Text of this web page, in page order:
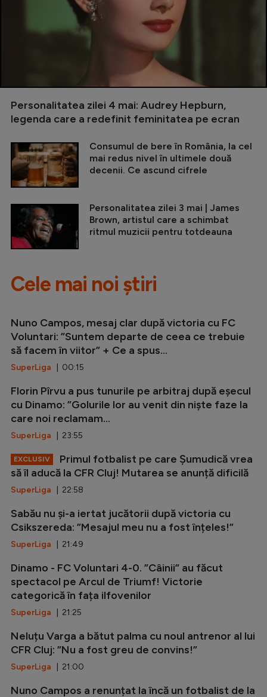
Personalitatea zilei 4 mai: Audrey Hepburn,
legenda care a redefinit feminitatea pe ecran
Consumul de bere în România, la cel
mai redus nivel în ultimele două
decenii. Ce ascund cifrele
Personalitatea zilei 3 mai | James
Brown, artistul care a schimbat
ritmul muzicii pentru totdeauna
Cele mai noi știri
Nuno Campos, mesaj clar după victoria cu FC
Voluntari: ”Suntem departe de ceea ce trebuie
să facem în viitor” + Ce a spus...
SuperLiga | 00:15
Florin Pîrvu a pus tunurile pe arbitraj după eșecul
cu Dinamo: ”Golurile lor au venit din niște faze la
care noi reclamam...
SuperLiga | 23:55
EXCLUSIV
Primul fotbalist pe care Șumudică vrea
să îl aducă la CFR Cluj! Mutarea se anunță dificilă
SuperLiga | 22:58
Sabău nu și-a iertat jucătorii după victoria cu
Csikszereda: ”Mesajul meu nu a fost înțeles!”
SuperLiga | 21:49
Dinamo - FC Voluntari 4-0. ”Câinii” au făcut
spectacol pe Arcul de Triumf! Victorie
categorică în fața ilfovenilor
SuperLiga | 21:25
Neluțu Varga a bătut palma cu noul antrenor al lui
CFR Cluj: ”Nu a fost greu de convins!”
SuperLiga | 21:00
Nuno Campos a renunțat la încă un fotbalist de la